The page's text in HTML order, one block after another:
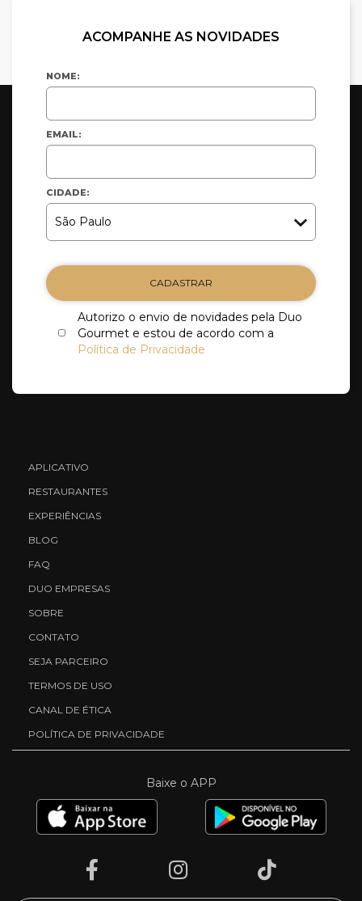
ACOMPANHE AS NOVIDADES
NOME:
EMAIL:
CIDADE:
CADASTRAR
Autorizo o envio de novidades pela Duo
Gourmet e estou de acordo com a
Política de Privacidade
APLICATIVO
RESTAURANTES
EXPERIÊNCIAS
BLOG
FAQ
DUO EMPRESAS
SOBRE
CONTATO
SEJA PARCEIRO
TERMOS DE USO
CANAL DE ÉTICA
POLÍTICA DE PRIVACIDADE
Baixe o APP